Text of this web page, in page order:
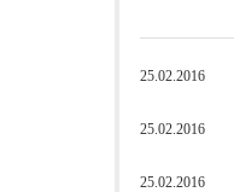
25.02.2016
25.02.2016
25.02.2016